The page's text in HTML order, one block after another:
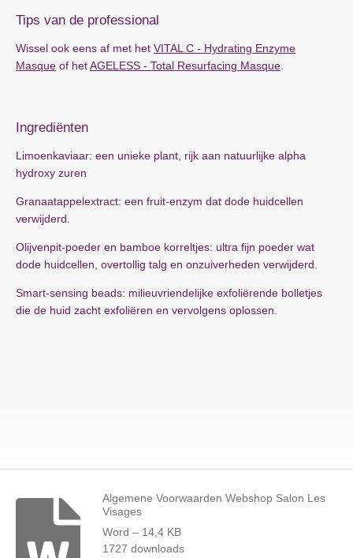
Tips van de professional
Wissel ook eens af met het VITAL C - Hydrating Enzyme
Masque of hetAGELESS - Total Resurfacing Masque
Ingrediënten
Limoenkaviaar: een unieke plant, rijk aan natuurlijke alpha
hydroxy zuren
Granaatappelextract: een fruit-enzym dat dode huidcellen
verwijderd.
Olijvenpit-poeder en bamboe korreltjes: ultra fijn poeder wat
dode huidcellen, overtollig talg en onzuiverheden verwijderd.
Smart-sensing beads: milieuvriendelijke exfoliërende bolletjes
die de huid zacht exfoliëren en vervolgens oplossen.
Algemene Voorwaarden Webshop Salon Les
Visages
Word – 14,4 KB
1727 downloads